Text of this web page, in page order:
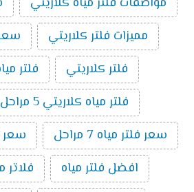
مميزات فلتر كلاريتي
فلتر كلاريتي
فلتر
فلتر مياه كلاريتي 5 مراحل فلتريشن
سعر فلتر مياه 7 مراحل
سعر
افضل فلتر مياه
فلاتر مياه